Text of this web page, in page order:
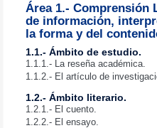
Área 1.-
de información,
la forma y del
1.1.- Ámbito de estudio.
1.1.1.- La reseña académica.
1.1.2.- El artículo de
1.2.- Ámbito literario.
1.2.1.- El cuento.
1.2.2.- El ensayo.